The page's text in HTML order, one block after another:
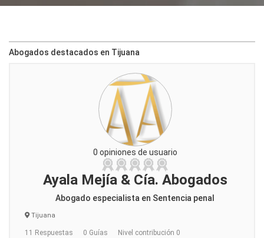
Abogados destacados en Tijuana
0 opiniones de usuario
Ayala Mejía & Cía. Abogados
Abogado especialista en Sentencia penal
Tijuana
11 Respuestas 0 Guías Nivel contribución 0